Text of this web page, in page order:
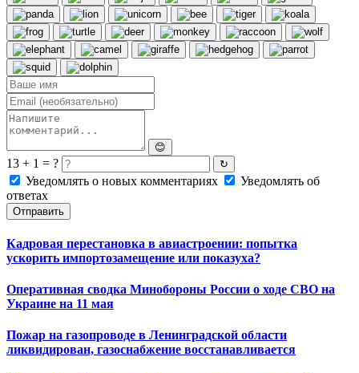
😊
13 + 1 = ? ↻
Уведомлять о новых комментариях
Уведомлять об
ответах
Отправить
Кадровая перестановка в авиастроении: попытка
ускорить импортозамещение или показуха?
Оперативная сводка Минобороны России о ходе СВО на
Украине на 11 мая
Пожар на газопроводе в Ленинградской области
ликвидирован, газоснабжение восстанавливается